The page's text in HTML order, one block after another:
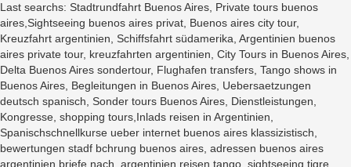
Last searchs: Stadtrundfahrt Buenos Aires, Private tours buenos
aires,Sightseeing buenos aires privat, Buenos aires city tour,
Kreuzfahrt argentinien, Schiffsfahrt südamerika, Argentinien buenos
aires private tour, kreuzfahrten argentinien, City Tours in Buenos Aires,
Delta Buenos Aires sondertour, Flughafen transfers, Tango shows in
Buenos Aires, Begleitungen in Buenos Aires, Uebersaetzungen
deutsch spanisch, Sonder tours Buenos Aires, Dienstleistungen,
Kongresse, shopping tours,Inlads reisen in Argentinien,
Spanischschnellkurse ueber internet buenos aires klassizistisch,
bewertungen stadf bchrung buenos aires, adressen buenos aires
argentinien briefe nach, argentinien reisen tango, sightseeing tigre